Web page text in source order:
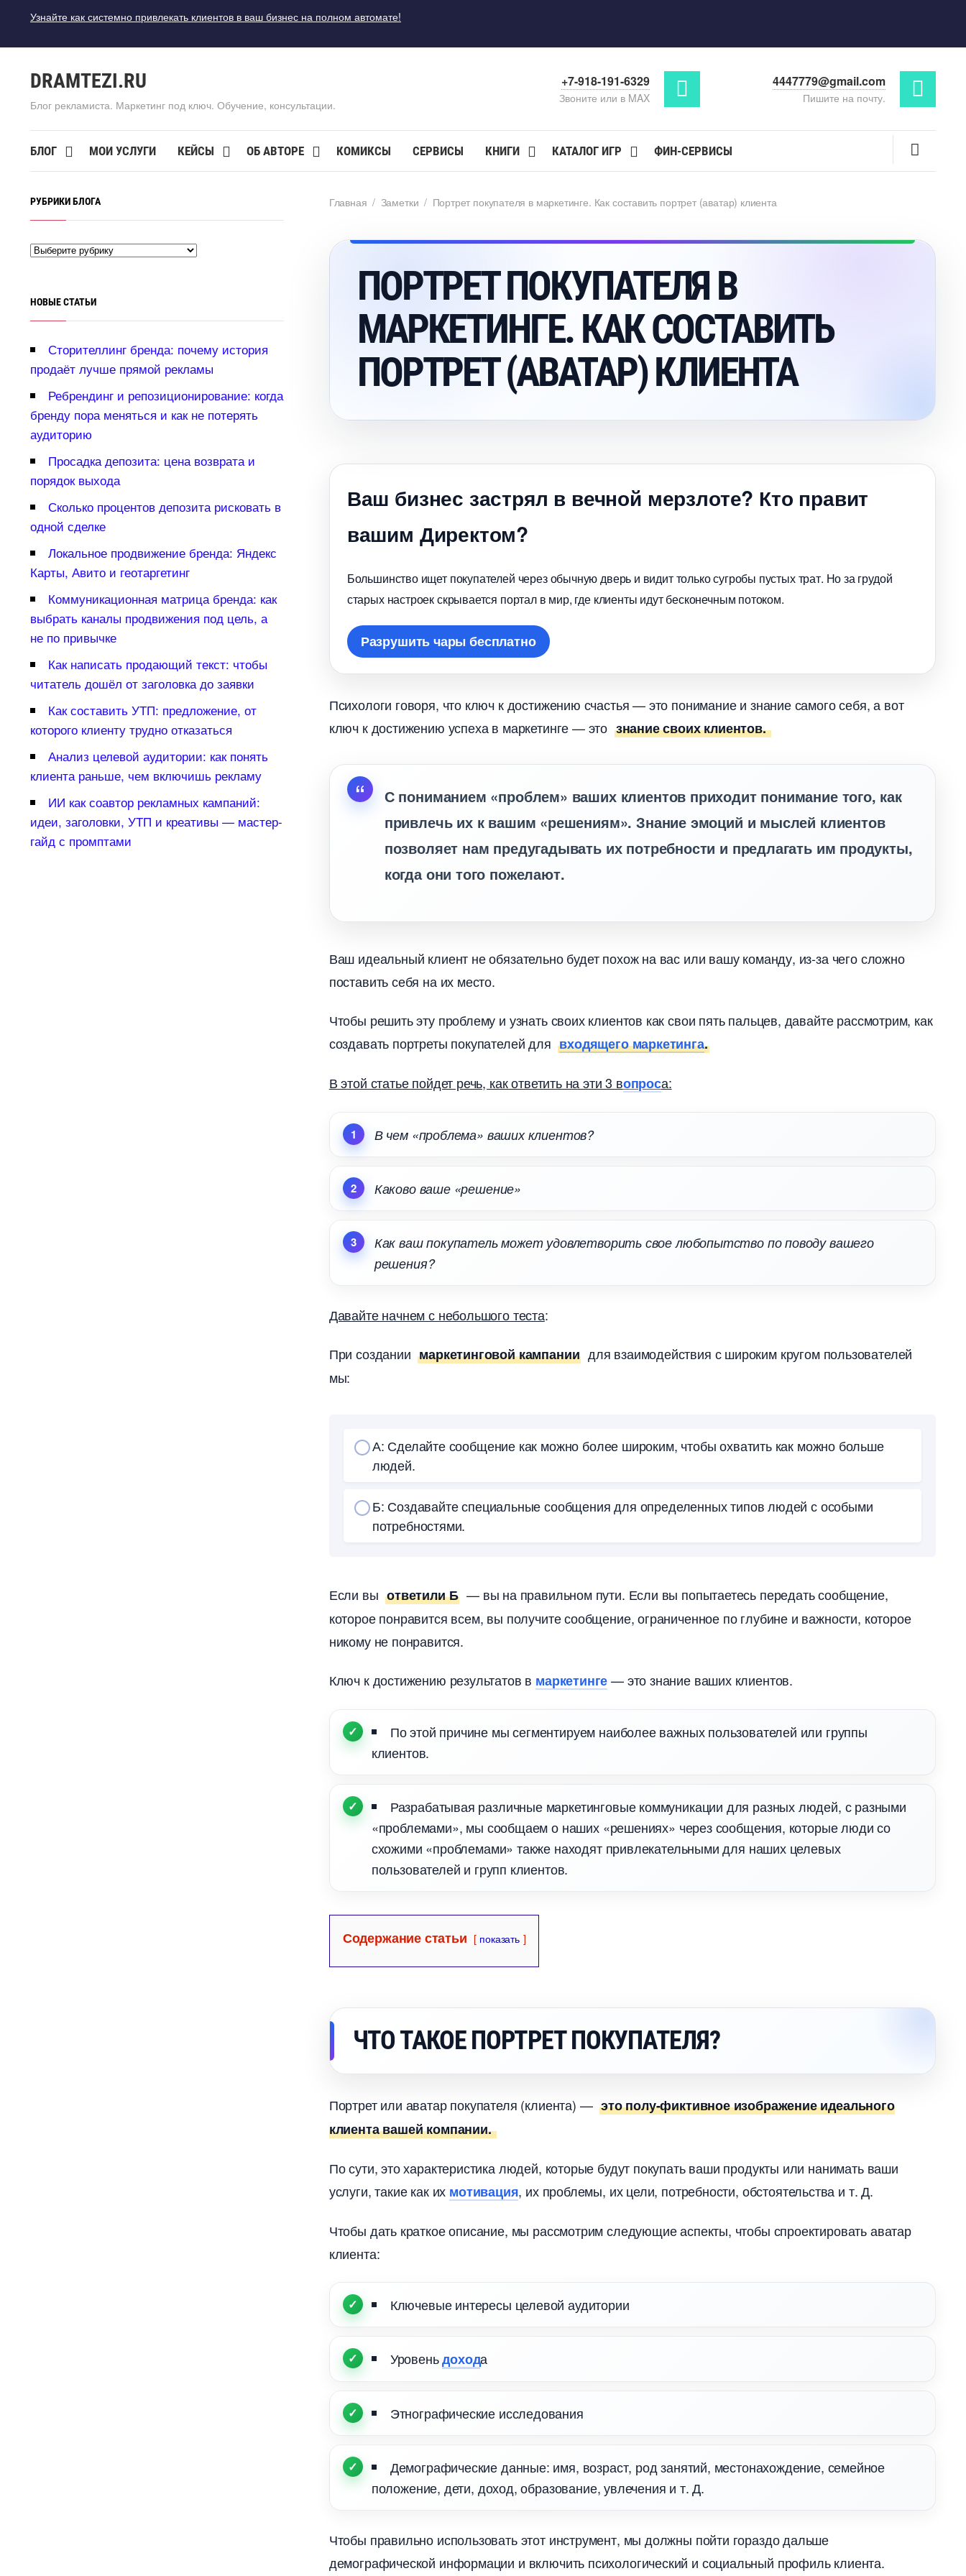
Узнайте как системно привлекать клиентов в ваш бизнес на полном автомате!
DRAMTEZI.RU
Блог рекламиста. Маркетинг под ключ. Обучение, консультации.
+7-918-191-6329
Звоните или в MAX
4447779@gmail.com
Пишите на почту.
БЛОГ МОИ УСЛУГИ КЕЙСЫ ОБ АВТОРЕ КОМИКСЫ СЕРВИСЫ КНИГИ КАТАЛОГ ИГР ФИН-СЕРВИСЫ
Главная / Заметки / Портрет покупателя в маркетинге. Как составить портрет (аватар) клиента
ПОРТРЕТ ПОКУПАТЕЛЯ
МАРКЕТИНГЕ. КАК СОСТАВИТЬ
ПОРТРЕТ (АВАТАР) КЛИЕНТА
аш бизнес застрял в вечной мерзлоте? Кто правит
ашим Директом?
Большинство ищет покупателей через обычную дверь и видит только сугробы пустых трат. Но за грудой
старых настроек скрывается портал в мир, где клиенты идут бесконечным потоком.
Разрушить чары бесплатно
Психологи говоря, что ключ к достижению счастья — это понимание и знание самого себя, а вот
ключ к достижению успеха в маркетинге — это знание своих клиентов.
С пониманием «проблем» ваших клиентов приходит понимание того, как
привлечь их к вашим «решениям». Знание эмоций и мыслей клиенто
позволяет нам предугадывать их потребности и предлагать им продукты,
когда они того пожелают.
аш идеальный клиент не обязательно будет похож на вас или вашу команду, из-за чего сложно
поставить себя на их место.
Чтобы решить эту проблему и узнать своих клиентов как свои пять пальцев, давайте рассмотрим, как
создавать портреты покупателей дляходящего маркетинга.
этой статье пойдет речь, как ответить на эти 3опроса:
чем «проблема» ваших клиентов?
Каково ваше «решение»
Как ваш покупатель может удовлетворить свое любопытство по поводу вашего
решения?
Давайте начнем с небольшого теста:
При созданиимаркетинговой кампании для взаимодействия с широким кругом пользователей
мы:
А: Сделайте сообщение как можно более широким, чтобы охватить как можно больше
людей.
Б: Создавайте специальные сообщения для определенных типов людей с особыми
потребностями.
Если выответили Б — вы на правильном пути. Если вы попытаетесь передать сообщение,
которое понравится всем, вы получите сообщение, ограниченное по глубине и важности, которое
никому не понравится.
Ключ к достижению результато маркетинге— это знание ваших клиентов.
По этой причине мы сегментируем наиболее важных пользователей или группы
клиентов.
Разрабатывая различные маркетинговые коммуникации для разных людей, с разными
«проблемами», мы сообщаем о наших «решениях» через сообщения, которые люди со
схожими «проблемами» также находят привлекательными для наших целевых
пользователей и групп клиентов.
Содержание статьи показать
ЧТО ТАКОЕ ПОРТРЕТ ПОКУПАТЕЛЯ?
Портрет или аватар покупателя (клиента) —это полу-фиктивное изображение идеального
клиента вашей компании.
По сути, это характеристика людей, которые будут покупать ваши продукты или нанимать ваши
услуги, такие как их мотивация, их проблемы, их цели, потребности, обстоятельства и т. Д.
Чтобы дать краткое описание, мы рассмотрим следующие аспекты, чтобы спроектировать аватар
клиента:
Ключевые интересы целевой аудитории
Уровеньдохода
Этнографические исследования
Демографические данные: имя, возраст, род занятий, местонахождение, семейное
положение, дети, доход, образование, увлечения и т. Д.
Чтобы правильно использовать этот инструмент, мы должны пойти гораздо дальше
демографической информации и включить психологический и социальный профиль клиента.
РУБРИКИ БЛОГА
НОВЫЕ СТАТЬИ
Сторителлинг бренда: почему история
продаёт лучше прямой рекламы
Ребрендинг и репозиционирование: когда
ренду пора меняться и как не потерять
аудиторию
Просадка депозита: цена возврата и
порядок выхода
Сколько процентов депозита рисковать
одной сделке
Локальное продвижение бренда: Яндекс
Карты, Авито и геотаргетин
Коммуникационная матрица бренда: как
ыбрать каналы продвижения под цель, а
не по привычке
Как написать продающий текст: чтобы
читатель дошёл от заголовка до заявки
Как составить УТП: предложение, от
которого клиенту трудно отказаться
Анализ целевой аудитории: как понять
клиента раньше, чем включишь рекламу
ИИ как соавтор рекламных кампаний:
идеи, заголовки, УТП и креативы — мастер-
айд с промптами